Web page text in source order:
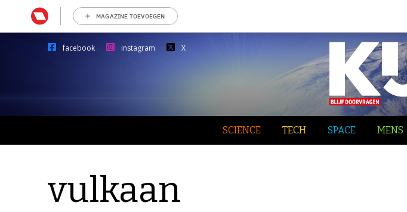
MAGAZINE TOEVOEGEN
facebook instagram X
SCIENCE TECH SPACE MENS
vulkaan